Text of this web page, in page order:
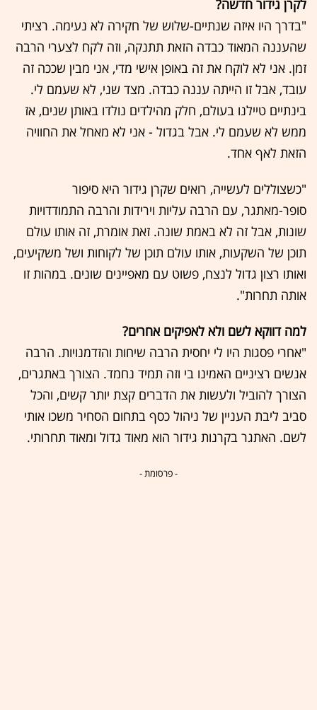
לקרן גידור חדשה?
"בדרך היו איזה שנתיים-שלוש של חקירה לא נעימה. רציתי
שהעננה המאוד כבדה הזאת תתנקה, וזה לקח לצערי הרבה
זמן. אני לא לוקח את זה באופן אישי מדי, אני מבין שככה זה
עובד, אבל זו הייתה עננה כבדה. מצד שני, לא שעמם לי.
בינתיים טיילנו בעולם, חלק מהילדים נולדו באותן שנים, אז
ממש לא שעמם לי. אבל בגדול - אני לא מאחל את החוויה
הזאת לאף אחד.
"כשצוללים לעשייה, רואים שקרן גידור היא סיפור
סופר-מאתגר, עם הרבה עליות וירידות והרבה התמודדויות
שונות, אבל זה לא באמת שונה. זאת אומרת, זה אותו עולם
תוכן של השקעות, אותו עולם תוכן של לקוחות ושל משקיעים,
ואותו רצון גדול לנצח, פשוט עם מאפיינים שונים. במהות זו
אותה תחרות".
למה דווקא לשם ולא לאפיקים אחרים?
"אחרי פסגות היו לי יחסית הרבה שיחות והזדמנויות. הרבה
אנשים רציניים האמינו בי וזה תמיד נחמד. הצורך באתגרים,
הצורך להוביל ולעשות את הדברים קצת יותר קשים, והכל
סביב ליבת העניין של ניהול כסף בתחום הסחיר משכו אותי
לשם. האתגר בקרנות גידור הוא מאוד גדול ומאוד תחרותי.
- פרסומת -